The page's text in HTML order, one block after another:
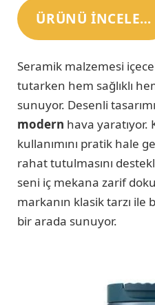
ÜRÜNÜ INCELE…
Seramik malzemesi
tutarken hem sağlıklı
sunuyor. Desenli
modern hava yaratıyor.
kullanımını pratik hale
rahat tutulmasını
seni iç mekana zarif
markanın klasik tarzı
bir arada sunuyor.